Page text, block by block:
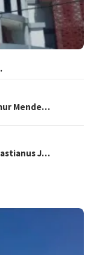
Mende…
J…